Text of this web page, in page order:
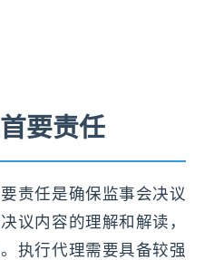
要责任
责任是确保监事会决议
议内容的理解和解读，
执行代理需要具备较强